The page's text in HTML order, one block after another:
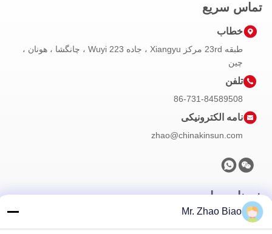
تماس سریع
خطاب
طبقه 23rd مرکز Xiangyu ، جاده 223 Wuyi ، چانگشا ، هونان ،
چین
تلفن
86-731-84589508
نامه الکترونیکی
zhao@chinakinsun.com
خبرنامه ما
برای دریافت تخفیف و موارد بیشتر در خبرنامه ما مشترک شوید.
Mr. Zhao Biao